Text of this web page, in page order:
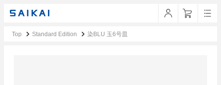
Top Standard Edition 染BLU 玉6号皿